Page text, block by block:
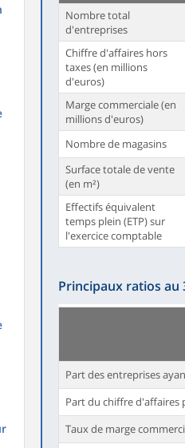
Nombre total
d'entreprises
Chiffre d'affaires hors
taxes (en millions
d'euros)
Marge commerciale (en
millions d'euros)
Nombre de magasins
Surface totale de vente
(en m²)
Effectifs équivalent
temps plein (ETP) sur
l'exercice comptable
Principaux ratios au
Part des entreprises
Part du chiffre
Taux de marge